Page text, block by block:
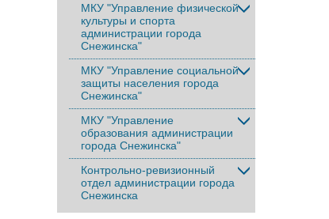
МКУ "Управление физической
культуры и спорта
администрации города
Снежинска"
МКУ "Управление социальной
защиты населения города
Снежинска"
МКУ "Управление
образования администрации
города Снежинска"
Контрольно-ревизионный
отдел администрации города
Снежинска